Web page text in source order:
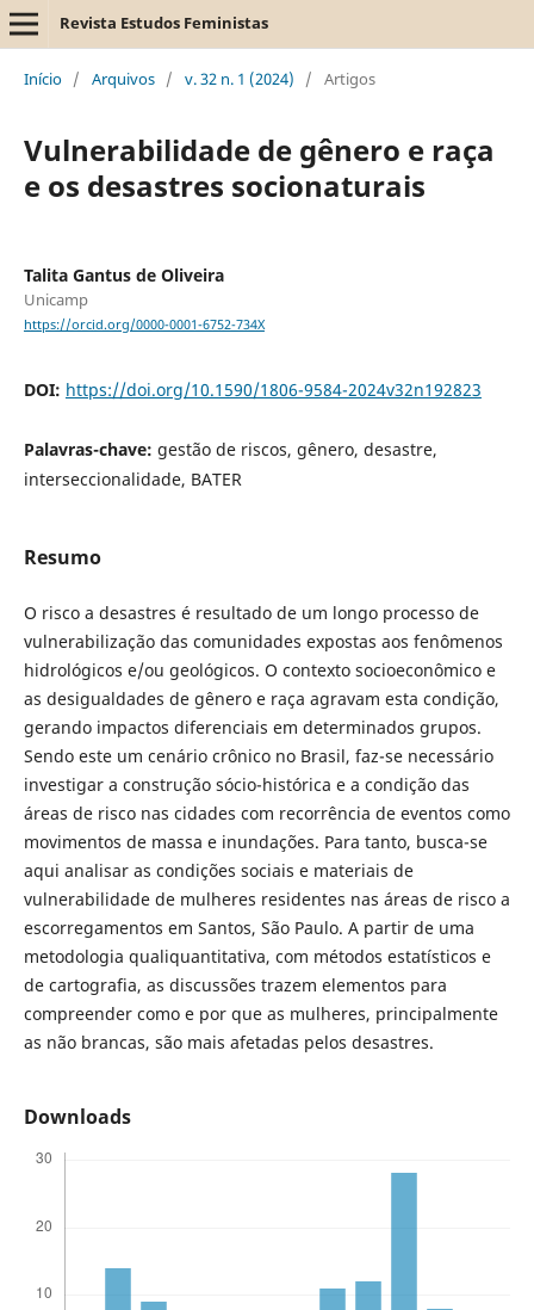
Revista Estudos Feministas
Início / Arquivos / v. 32 n. 1 (2024) / Artigos
Vulnerabilidade de gênero e raça
e os desastres socionaturais
Talita Gantus de Oliveira
Unicamp
https://orcid.org/0000-0001-6752-734X
DOI: https://doi.org/10.1590/1806-9584-2024v32n192823
Palavras-chave: gestão de riscos, gênero, desastre,
interseccionalidade, BATER
Resumo
O risco a desastres é resultado de um longo processo de
vulnerabilização das comunidades expostas aos fenômenos
hidrológicos e/ou geológicos. O contexto socioeconômico e
as desigualdades de gênero e raça agravam esta condição,
gerando impactos diferenciais em determinados grupos.
Sendo este um cenário crônico no Brasil, faz-se necessário
investigar a construção sócio-histórica e a condição das
áreas de risco nas cidades com recorrência de eventos como
movimentos de massa e inundações. Para tanto, busca-se
aqui analisar as condições sociais e materiais de
vulnerabilidade de mulheres residentes nas áreas de risco a
escorregamentos em Santos, São Paulo. A partir de uma
metodologia qualiquantitativa, com métodos estatísticos e
de cartografia, as discussões trazem elementos para
compreender como e por que as mulheres, principalmente
as não brancas, são mais afetadas pelos desastres.
Downloads